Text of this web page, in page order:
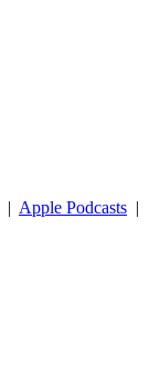
| Apple Podcasts |